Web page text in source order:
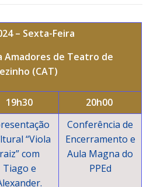
– Sexta-Feira
Amadores de Teatro de
(CAT)
19h30
20h00
“Viola
raiz” com
Tiago e
Conferência de
Encerramento e
Aula Magna do
PPEd